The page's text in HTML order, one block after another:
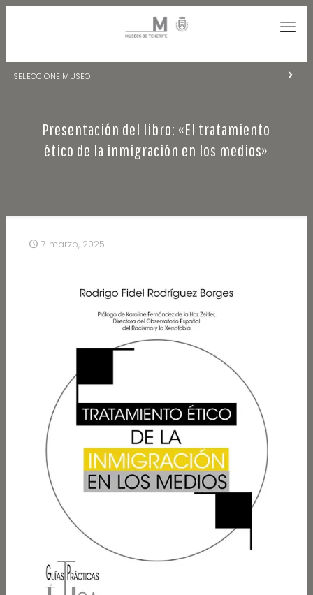
SELECCIONE MUSEO
NATURALEZA Y ARQUEOLOGÍA
CENTRO DE DOCUMENTACIÓN DE CANARIAS Y AMÉRICA
CUEVA DEL VIENTO
Presentación del libro: «El tratamiento
ético de la inmigración en los medios»
7 marzo, 2025